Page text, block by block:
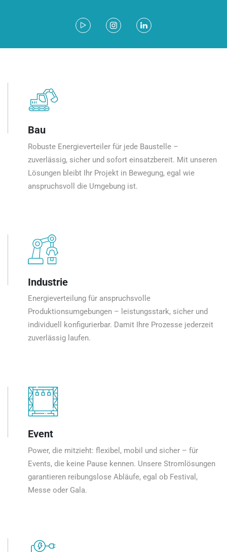
Bau
Robuste Energieverteiler für jede Baustelle –
zuverlässig, sicher und sofort einsatzbereit. Mit unseren
Lösungen bleibt Ihr Projekt in Bewegung, egal wie
anspruchsvoll die Umgebung ist.
Industrie
Energieverteilung für anspruchsvolle
Produktionsumgebungen – leistungsstark, sicher und
individuell konfigurierbar. Damit Ihre Prozesse jederzeit
zuverlässig laufen.
Event
Power, die mitzieht: flexibel, mobil und sicher – für
Events, die keine Pause kennen. Unsere Stromlösungen
garantieren reibungslose Abläufe, egal ob Festival,
Messe oder Gala.